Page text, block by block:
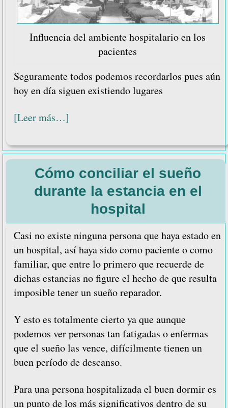
Influencia del ambiente hospitalario en los
pacientes
Seguramente todos podemos recordarlos pues aún
hoy en día siguen existiendo lugares
[Leer más…]
Influencia
del
ambiente
hospitalario
pacientes
Cómo conciliar el sueño
durante la estancia en el
hospital
Casi no existe ninguna persona que haya estado en
un hospital, así haya sido como paciente o como
familiar, que entre lo primero que recuerde de
dichas estancias no figure el hecho de que resulta
imposible tener un sueño reparador.
Y esto es totalmente cierto ya que aunque
podemos ver personas tan fatigadas o enfermas
que el sueño las vence, difícilmente tienen un
buen período de descanso.
Para una persona hospitalizada el buen dormir es
un punto de los más significativos dentro de su